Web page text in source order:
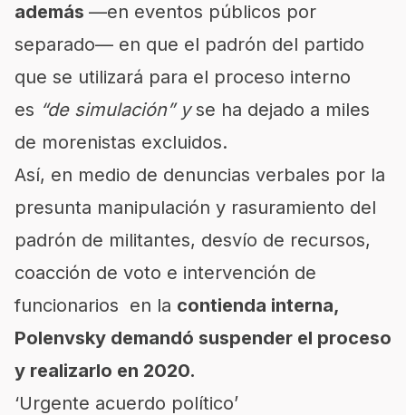
además —en eventos públicos por
separado— en que el padrón del partido
que se utilizará para el proceso interno
es “de simulación” yse ha dejado a miles
de morenistas excluidos.
Así, en medio de denuncias verbales por la
presunta manipulación y rasuramiento del
padrón de militantes, desvío de recursos,
coacción de voto e intervención de
funcionarios en la contienda interna,
Polenvsky demandó suspender el proceso
y realizarlo en 2020.
‘Urgente acuerdo político’